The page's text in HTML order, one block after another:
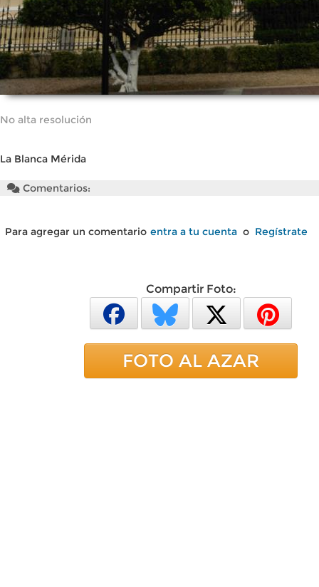
No alta resolución
La Blanca Mérida
Comentarios:
Para agregar un comentario entra a tu cuenta o Regístrate
Compartir Foto:
FOTO AL AZAR